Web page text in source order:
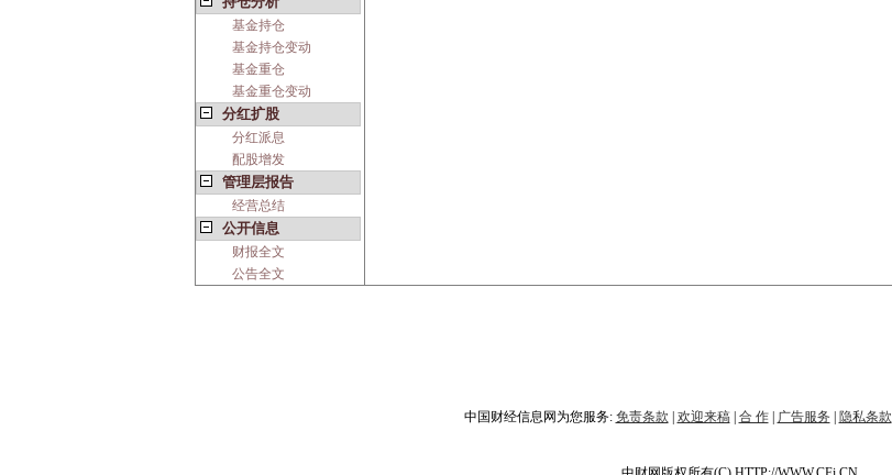
基金持仓
基金持仓变动
基金重仓
基金重仓变动
分红扩股
分红派息
配股增发
管理层报告
经营总结
公开信息
财报全文
公告全文
中国财经信息网为您服务: 免责条款 欢迎来稿| 合 作| 广告服务 隐私条款